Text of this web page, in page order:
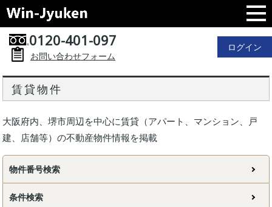
0120-401-097
お問い合わせフォーム
ログイン
賃貸物件
大阪府内、堺市周辺を中心に賃貸（アパート、マンション、戸
建、店舗等）の不動産物件情報を掲載
物件番号検索
条件検索